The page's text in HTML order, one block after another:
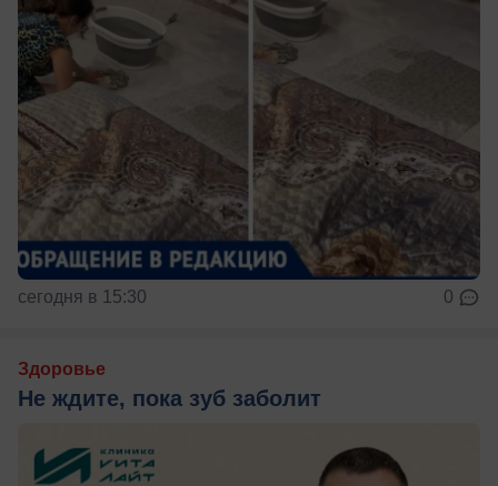
сегодня в 15:30 0
Здоровье
Не ждите, пока зуб заболит